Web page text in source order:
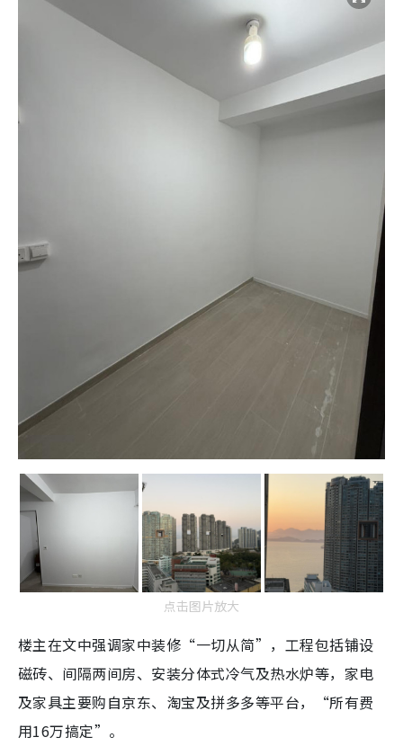
点击图片放大
楼主在文中强调家中装修“一切从简”，工程包括铺设
磁砖、间隔两间房、安装分体式冷气及热水炉等，家电
及家具主要购自京东、淘宝及拼多多等平台，“所有费
用16万搞定”。